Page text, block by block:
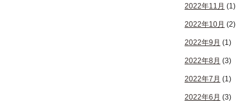
2022年11月 (1)
2022年10月 (2)
2022年9月 (1)
2022年8月 (3)
2022年7月 (1)
2022年6月 (3)